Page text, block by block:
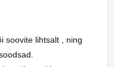
soovite lihtsalt , ning